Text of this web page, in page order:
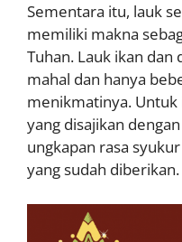
Sementara itu, lauk
memiliki makna
Tuhan. Lauk ikan dan
mahal dan hanya
menikmatinya.
yang disajikan
ungkapan rasa
yang sudah diberikan.